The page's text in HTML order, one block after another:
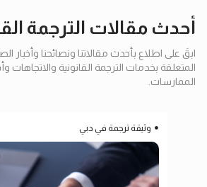
أحدث مقالات الترجمة
ابقَ على اطلاع بأحدث مقالاتنا ونصائحنا وأخبار
المتعلقة بخدمات الترجمة القانونية والاتجاهات
الممارسات.
وثيقة ترجمة في دبي